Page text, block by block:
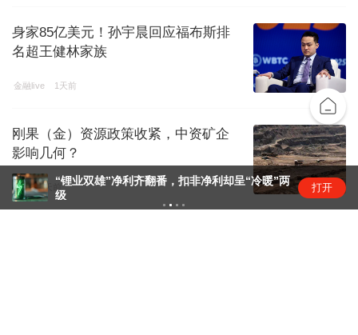
身家85亿美元！孙宇晨回应福布斯排
名超王健林家族
金融live 1天前
刚果（金）资源政策收紧，中资矿企
影响几何？
矿产 1天前“锂业双雄”净利齐翻番，扣非净利却呈“冷暖”两
级
打开